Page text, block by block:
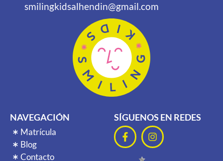
smilingkidsalhendin@gmail.com
NAVEGACIÓN
Matrícula
Blog
Contacto
SÍGUENOS EN REDES